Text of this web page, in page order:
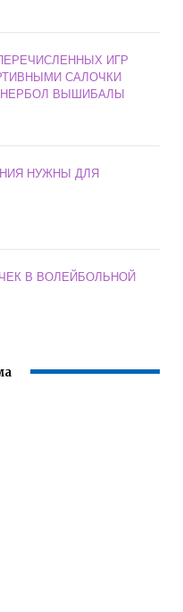
ИГР
САЛОЧКИ
ВЫШИБАЛЫ
НУЖНЫ ДЛЯ
В ВОЛЕЙБОЛЬНОЙ